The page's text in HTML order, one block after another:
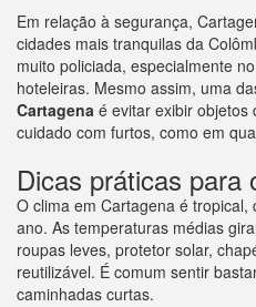
Em relação à segurança,
cidades mais tranquilas da
muito policiada, especialmente
hoteleiras. Mesmo assim, uma
Cartagena é evitar exibir objetos
cuidado com furtos, como em
Dicas práticas para
O clima em Cartagena é
ano. As temperaturas médias
roupas leves, protetor solar,
reutilizável. É comum sentir
caminhadas curtas.